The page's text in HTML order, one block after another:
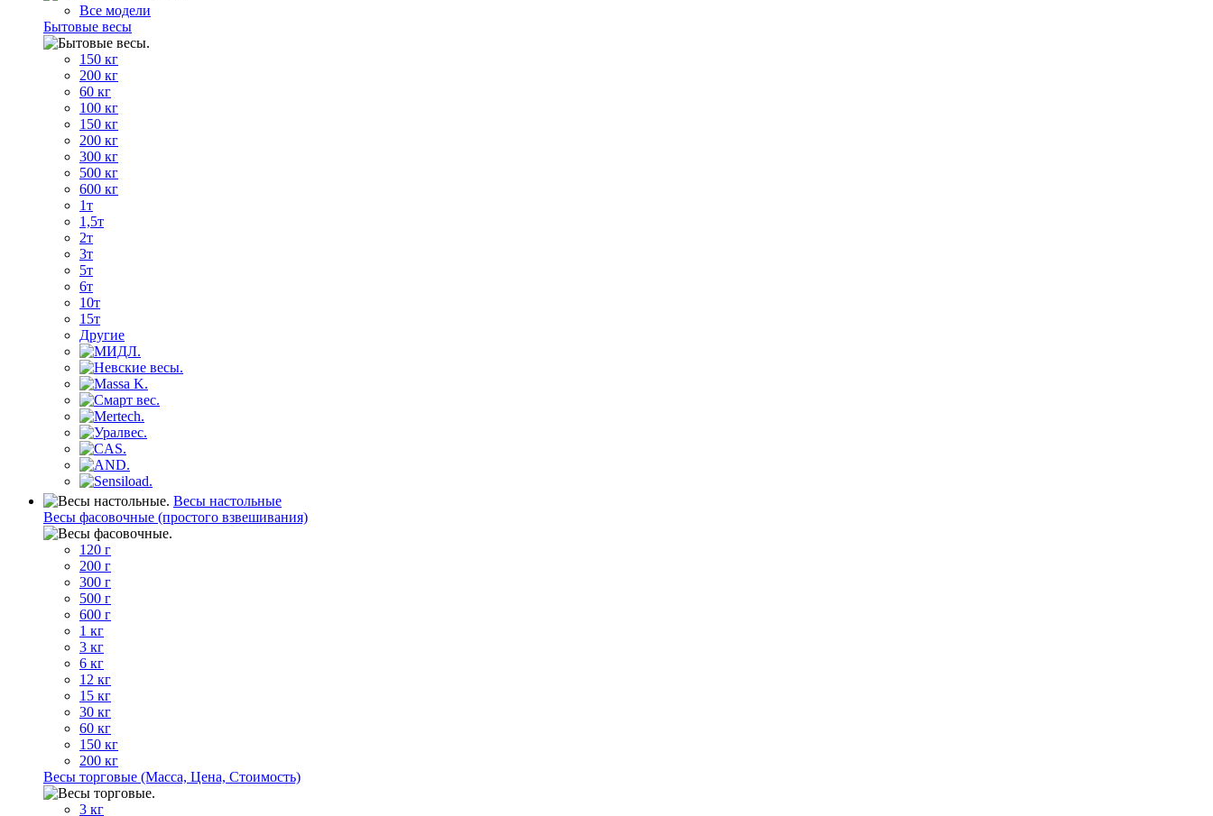
Все модели
Бытовые весы
150 кг
200 кг
60 кг
100 кг
150 кг
200 кг
300 кг
500 кг
600 кг
1т
1,5т
2т
3т
5т
6т
10т
15т
Другие
Весы настольные
Весы фасовочные (простого взвешивания)
120 г
200 г
300 г
500 г
600 г
1 кг
3 кг
6 кг
12 кг
15 кг
30 кг
60 кг
150 кг
200 кг
Весы торговые (Масса, Цена, Стоимость)
3 кг